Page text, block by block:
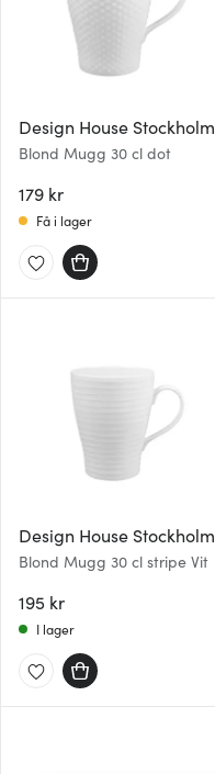
Design House Stockholm
Blond Mugg 30 cl dot
179 kr
Få i lager
Design House Stockholm
Blond Mugg 30 cl stripe Vit
195 kr
I lager